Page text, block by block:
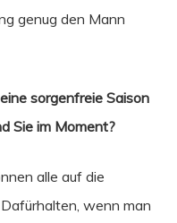
genug den Mann
sorgenfreie Saison
Sie im Moment?
alle auf die
wenn man